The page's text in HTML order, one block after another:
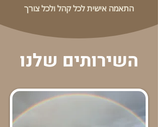
התאמה אישית לכל קהל ולכל צורך
השירותים שלנו